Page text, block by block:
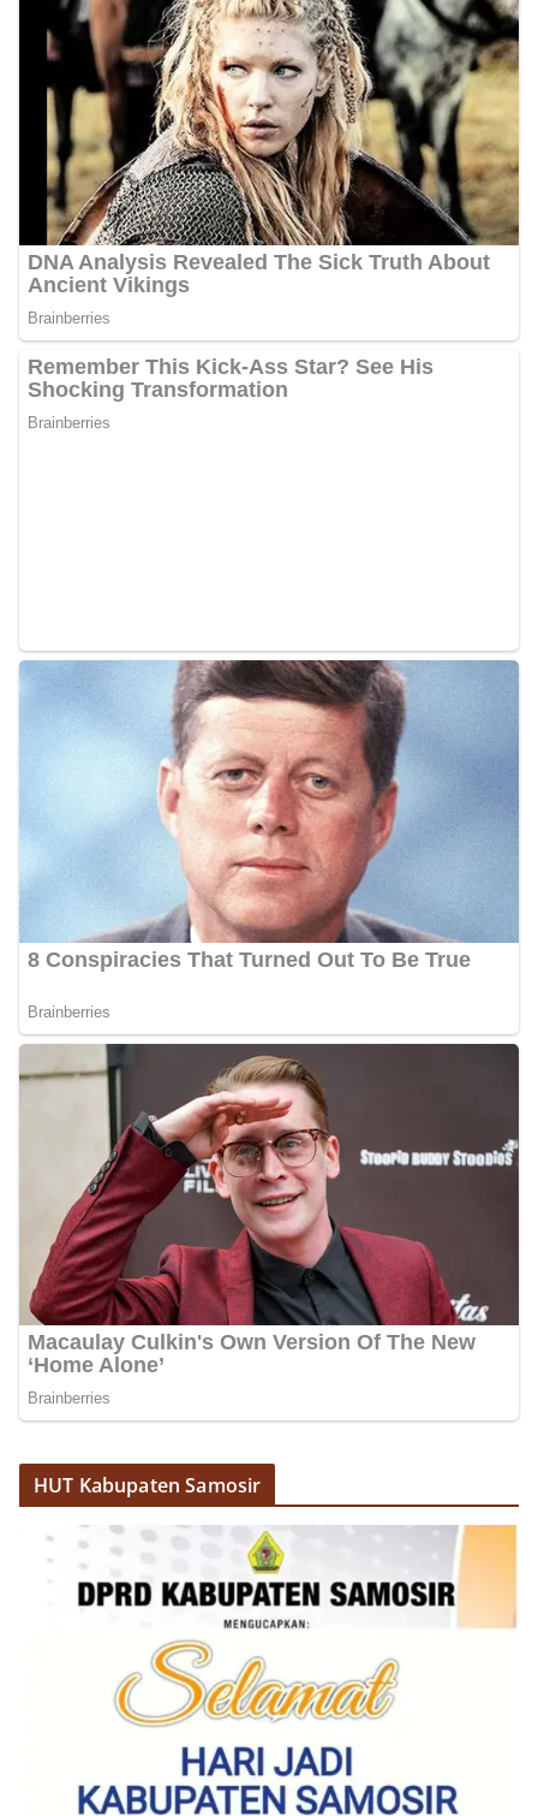
diharapkan dapat semakin mempererat
hubungan kemitraan antara Polri dan
masyarakat, sekaligus membangun kesadaran
kolektif warga akan pentingnya menjaga
keamanan, ketertiban, dan kekompakan
lingkungan, khususnya dalam menyambut
momentum bersejarah HUT Kemerdekaan
Republik Indonesia.‎Kegiatan sambang ini
rencananya akan terus dilaksanakan secara rutin
oleh Bhabinkamtibmas di wilayah Kelurahan
Sunggal sebagai bagian dari upaya menciptakan
situasi Kamtibmas yang aman dan kondusif,
sekaligus menumbuhkan semangat nasionalisme
warga dalam menyambut Hari Kemerdekaan RI.
Percepat Penanganan Infrastruktur Kota Medan,
Dinas SDABMBK Perkuat Sinergi dengan
Kecamatan
Ketua DPRD Medan Terima Silaturahmi Kapolres
Bhabinkamtibmas Kelurahan Sunggal, Aiptu
Muliyadi Suraukur, melaksanakan kegiatan
sambang Door to Door System (DDS) kepada
warga di wilayah Kelurahan Sunggal, Kecamatan
Medan Sunggal, pada Rabu (05/08/2026).‎‎Kegiatan
tersebut berlangsung sejak pukul 09.00 WIB
hingga selesai, menyasar rumah-rumah warga di
beberapa lingkungan yang ada di kelurahan
tersebut.‎Sambang Langsung ke Rumah
Warga‎Dalam kegiatan ini, Aiptu Muliyadi
Suraukur mendatangi warga secara langsung dari
rumah ke rumah untuk menjalin silaturahmi
sekaligus menyampaikan pesan-pesan
kamtibmas. Kehadiran petugas disambut baik
menyambut momentum HUT Kemerdekaan RI
dengan berbagai persiapan di lingkungan
masing-masing.‎Dalam dialog yang berlangsung
akrab, Bhabinkamtibmas menyapa warga,
menanyakan kondisi keamanan dan kenyamanan
lingkungan tempat tinggal, serta membuka ruang
komunikasi dua arah agar warga dapat
menyampaikan keluhan maupun informasi terkait
situasi kamtibmas di sekitar mereka.‎‎‎Salah satu
poin utama yang disampaikan dalam kegiatan
sambang ini adalah imbauan kepada warga untuk
memasang bendera Merah Putih secara penuh,
bukan setengah tiang, sebagai bentuk
penghormatan dan rasa cinta tanah air
menjelang perayaan HUT Kemerdekaan RI.
Petugas mengingatkan bahwa pemasangan
bendera dengan benar merupakan salah satu
wujud nyata partisipasi masyarakat dalam
Indonesia.‎‎”Kami mengimbau kepada seluruh
warga agar mulai mempersiapkan dan memasang
bendera Merah Putih di depan rumah masing-
masing secara penuh. Ini adalah bentuk
penghormatan kita bersama terhadap
perjuangan para pahlawan yang telah merebut
kemerdekaan,” ujar Aiptu Muliyadi Suraukur saat
berdialog dengan warga.‎‎Ia juga menambahkan
agar warga memperhatikan kondisi bendera yang
akan dikibarkan, memastikan bendera dalam
keadaan bersih, tidak sobek, dan layak untuk
dikibarkan sebagai simbol kehormatan
negara.‎‎‎Selain menyampaikan imbauan terkait
bendera, kegiatan sambang DDS ini juga
dimanfaatkan sebagai sarana deteksi dini (early
HUT Kabupaten Samosir